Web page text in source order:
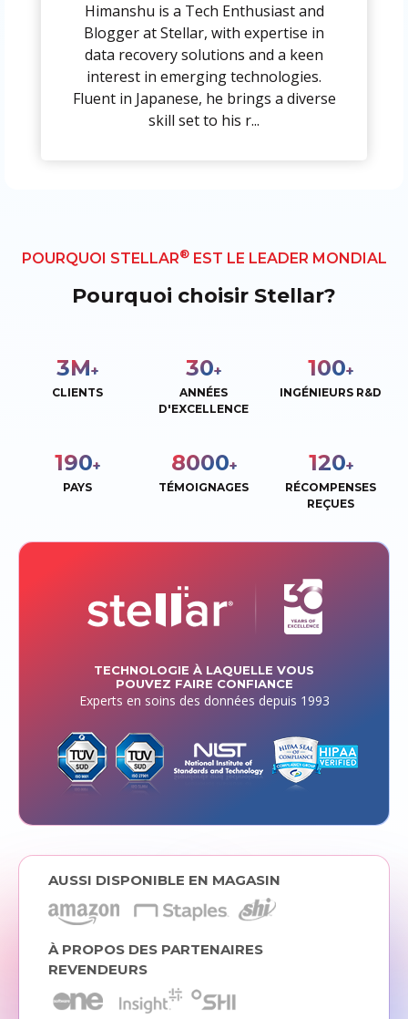
Himanshu is a Tech Enthusiast and
Blogger at Stellar, with expertise in
data recovery solutions and a keen
interest in emerging technologies.
Fluent in Japanese, he brings a diverse
skill set to his r...
POURQUOI STELLAR®EST LE LEADER MONDIAL
Pourquoi choisir Stellar?
3M+
CLIENTS
30+
ANNÉES
D'EXCELLENCE
100+
INGÉNIEURS R&D
190+
PAYS
8000+
TÉMOIGNAGES
120+
RÉCOMPENSES
REÇUES
TECHNOLOGIE À LAQUELLE VOUS
POUVEZ FAIRE CONFIANCE
Experts en soins des données depuis 1993
AUSSI DISPONIBLE EN MAGASIN
À PROPOS DES PARTENAIRES
REVENDEURS